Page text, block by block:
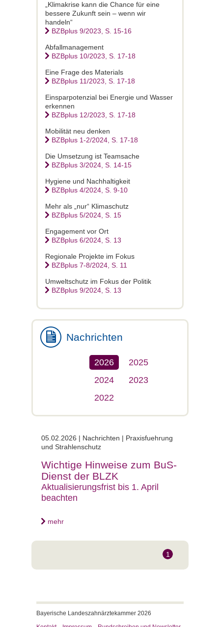
„Klimakrise kann die Chance für eine
bessere Zukunft sein – wenn wir
handeln“
BZBplus 9/2023, S. 15-16
Abfallmanagement
BZBplus 10/2023, S. 17-18
Eine Frage des Materials
BZBplus 11/2023, S. 17-18
Einsparpotenzial bei Energie und Wasser
erkennen
BZBplus 12/2023, S. 17-18
Mobilität neu denken
BZBplus 1-2/2024, S. 17-18
Die Umsetzung ist Teamsache
BZBplus 3/2024, S. 14-15
Hygiene und Nachhaltigkeit
BZBplus 4/2024, S. 9-10
Mehr als „nur“ Klimaschutz
BZBplus 5/2024, S. 15
Engagement vor Ort
BZBplus 6/2024, S. 13
Regionale Projekte im Fokus
BZBplus 7-8/2024, S. 11
Umweltschutz im Fokus der Politik
BZBplus 9/2024, S. 13
Nachrichten
2026
2025
2024
2023
2022
05.02.2026 | Nachrichten | Praxisfuehrung
und Strahlenschutz
Wichtige Hinweise zum BuS-
Dienst der BLZK
Aktualisierungsfrist bis 1. April
beachten
mehr
1
Bayerische Landeszahnärztekammer 2026